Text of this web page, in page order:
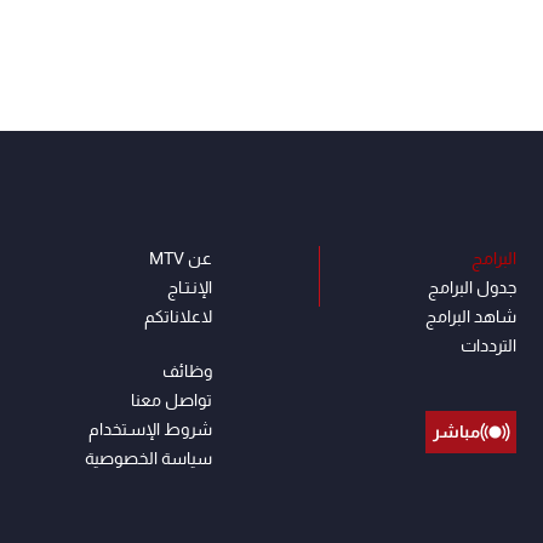
البرامج
جدول البرامج
شاهد البرامج
الترددات
مباشر
عن MTV
الإنـتـاج
لاعلاناتكم
وظائف
تواصل معنا
شروط الإسـتخدام
سياسة الخصوصية